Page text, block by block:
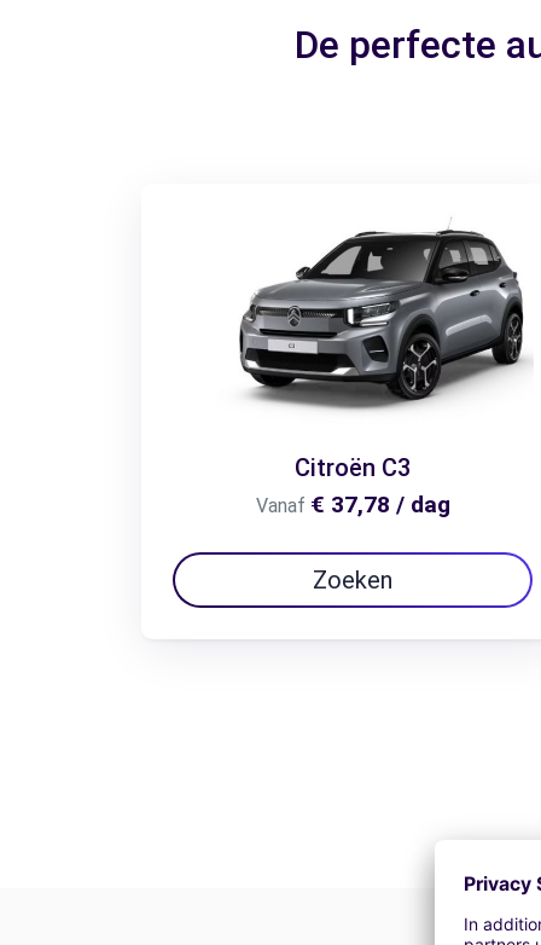
De perfecte
Citroën C3
Vanaf € 37,78 / dag
Zoeken